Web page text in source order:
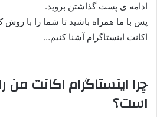
ادامه ی پست گذاشتن بروید.
پس با ما همراه باشید تا شما را با
اکانت اینستاگرام آشنا کنیم…
چرا اینستاگرام اکانت من
است؟